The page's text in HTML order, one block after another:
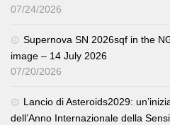
07/24/2026
Supernova SN 2026sqf in the
image – 14 July 2026
07/20/2026
Lancio di Asteroids2029:
dell’Anno Internazionale della